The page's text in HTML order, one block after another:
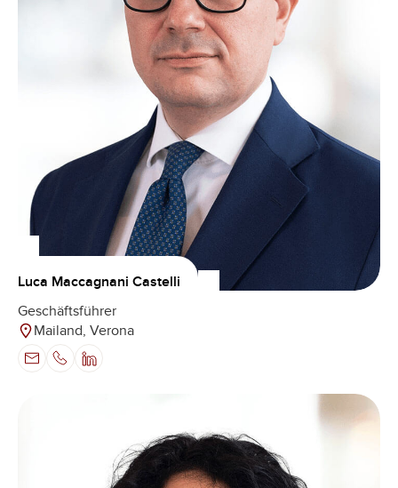
Luca Maccagnani Castelli
Geschäftsführer
Mailand, Verona